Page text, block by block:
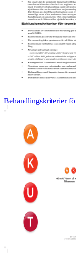
Behandlingskriterier